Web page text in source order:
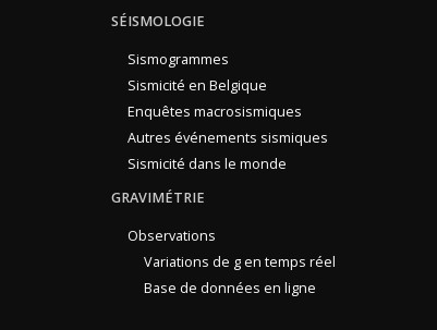
SÉISMOLOGIE
Sismogrammes
Sismicité en Belgique
Enquêtes macrosismiques
Autres événements sismiques
Sismicité dans le monde
GRAVIMÉTRIE
Observations
Variations de g en temps réel
Base de données en ligne